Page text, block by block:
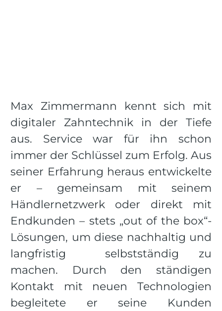
Max Zimmermann kennt sich mit
digitaler Zahntechnik in der Tiefe
aus. Service war für ihn schon
immer der Schlüssel zum Erfolg. Aus
seiner Erfahrung heraus entwickelte
er – gemeinsam mit seinem
Händlernetzwerk oder direkt mit
Endkunden – stets „out of the box“-
Lösungen, um diese nachhaltig und
langfristig selbstständig zu
machen. Durch den ständigen
Kontakt mit neuen Technologien
begleitete er seine Kunden